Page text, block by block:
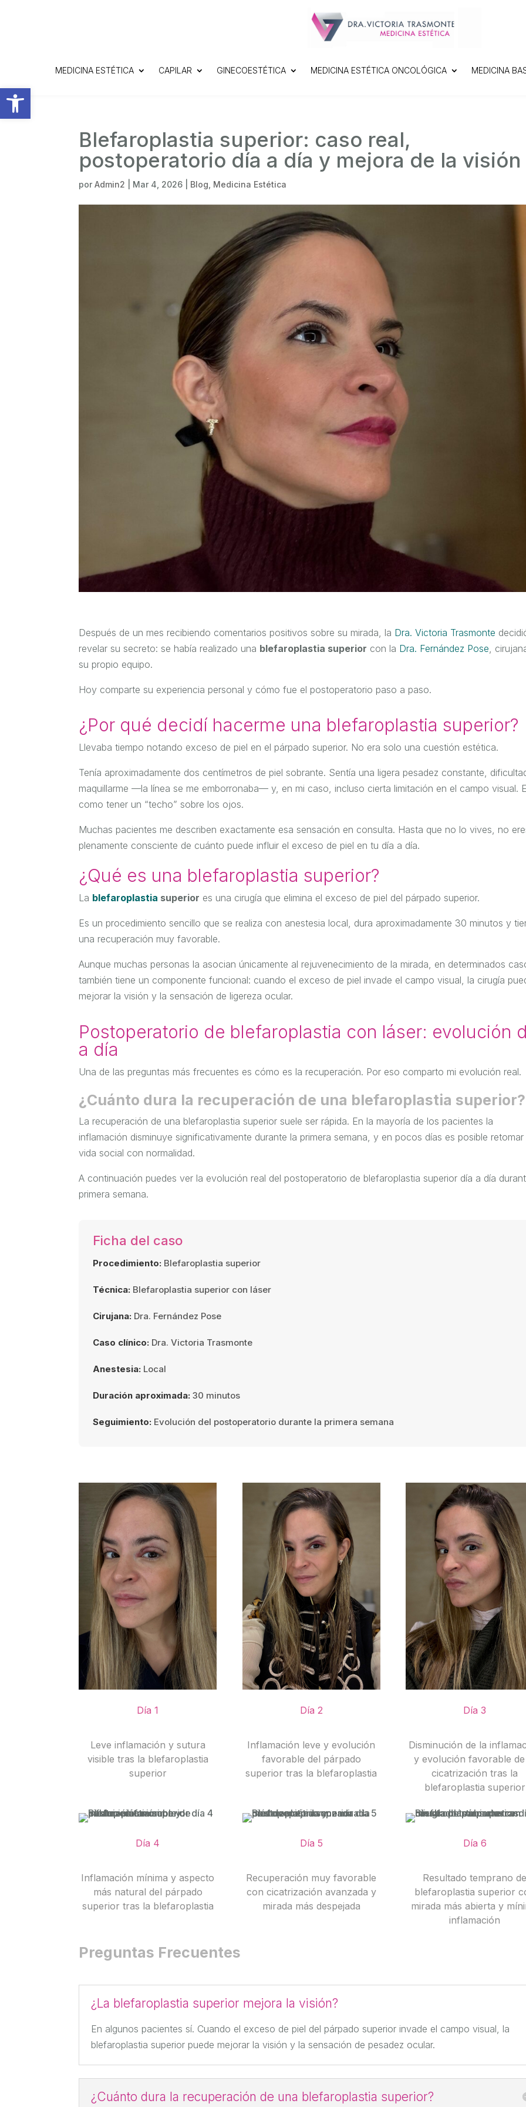
Abrir barra de herramientas
MEDICINA ESTÉTICA CAPILAR GINECOESTÉTICA MEDICINA ESTÉTICA ONCOLÓGICA MEDICINA
Blefaroplastia superior: caso real,
postoperatorio día a día y mejora de la visión
porAdmin2 Mar 4, 2026 Blog Medicina Estética
Después de un mes recibiendo comentarios positivos sobre su mirada, la Dra. Victoria Trasmonte
revelar su secreto: se había realizado una blefaroplastia superior con la Dra. Fernández Pose ,
su propio equipo.
Hoy comparte su experiencia personal y cómo fue el postoperatorio paso a paso.
¿Por qué decidí hacerme una blefaroplastia superior?
Llevaba tiempo notando exceso de piel en el párpado superior. No era solo una cuestión estética.
Tenía aproximadamente dos centímetros de piel sobrante. Sentía una ligera pesadez constante,
maquillarme —la línea se me emborronaba— y, en mi caso, incluso cierta limitación en el campo visual.
como tener un “techo” sobre los ojos.
Muchas pacientes me describen exactamente esa sensación en consulta. Hasta que no lo vives, no
plenamente consciente de cuánto puede influir el exceso de piel en tu día a día.
¿Qué es una blefaroplastia superior?
La blefaroplastia superior es una cirugía que elimina el exceso de piel del párpado superior.
Es un procedimiento sencillo que se realiza con anestesia local, dura aproximadamente 30 minutos y
una recuperación muy favorable.
Aunque muchas personas la asocian únicamente al rejuvenecimiento de la mirada, en determinados
también tiene un componente funcional: cuando el exceso de piel invade el campo visual, la cirugía
mejorar la visión y la sensación de ligereza ocular.
Postoperatorio de blefaroplastia con láser: evolución
a día
Una de las preguntas más frecuentes es cómo es la recuperación. Por eso comparto mi evolución real.
¿Cuánto dura la recuperación de una blefaroplastia superior?
La recuperación de una blefaroplastia superior suele ser rápida. En la mayoría de los pacientes la
inflamación disminuye significativamente durante la primera semana, y en pocos días es posible retomar
vida social con normalidad.
A continuación puedes ver la evolución real del postoperatorio de blefaroplastia superior día a día
primera semana.
Ficha del caso
Procedimiento: Blefaroplastia superior
Técnica: Blefaroplastia superior con láser
Cirujana: Dra. Fernández Pose
Caso clínico: Dra. Victoria Trasmonte
Anestesia: Local
Duración aproximada: 30 minutos
Seguimiento: Evolución del postoperatorio durante la primera semana
Día 1
Leve inflamación y sutura
visible tras la blefaroplastia
superior
Día 2
Inflamación leve y evolución
favorable del párpado
superior tras la blefaroplastia
Día 3
Disminución de la
y evolución favorable
cicatrización tras la
blefaroplastia superior
Día 4
Inflamación mínima y aspecto
más natural del párpado
superior tras la blefaroplastia
Día 5
Recuperación muy favorable
con cicatrización avanzada y
mirada más despejada
Día 6
Resultado temprano de
blefaroplastia superior
mirada más abierta y
inflamación
Preguntas Frecuentes
¿La blefaroplastia superior mejora la visión?
En algunos pacientes sí. Cuando el exceso de piel del párpado superior invade el campo visual, la
blefaroplastia superior puede mejorar la visión y la sensación de pesadez ocular.
¿Cuánto dura la recuperación de una blefaroplastia superior?